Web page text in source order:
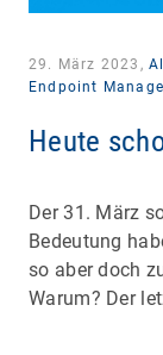
29. März 2023,
Endpoint
Heute
Der 31. März
Bedeutung
so aber doch
Warum? Der